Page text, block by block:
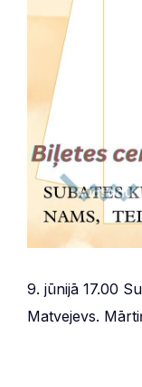
9. jūnijā 17.00
Matvejevs.